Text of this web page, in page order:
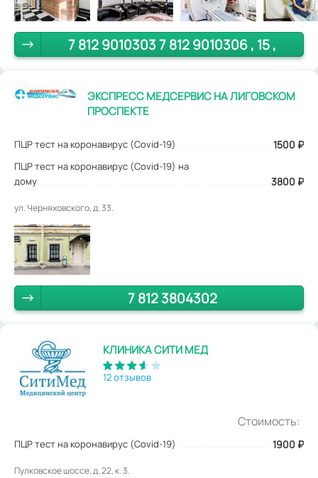
7 812 9010303 7 812 9010306 , 15 ,
ЭКСПРЕСС МЕДСЕРВИС НА ЛИГОВСКОМ
ПРОСПЕКТЕ
ПЦР тест на коронавирус (Covid-19) 1500 ₽
ПЦР тест на коронавирус (Covid-19) на
дому
3800 ₽
ул. Черняховского, д. 33.
7 812 3804302
КЛИНИКА СИТИ МЕД
12 отзывов
Стоимость:
ПЦР тест на коронавирус (Covid-19) 1900 ₽
Пулковское шоссе, д. 22, к. 3.